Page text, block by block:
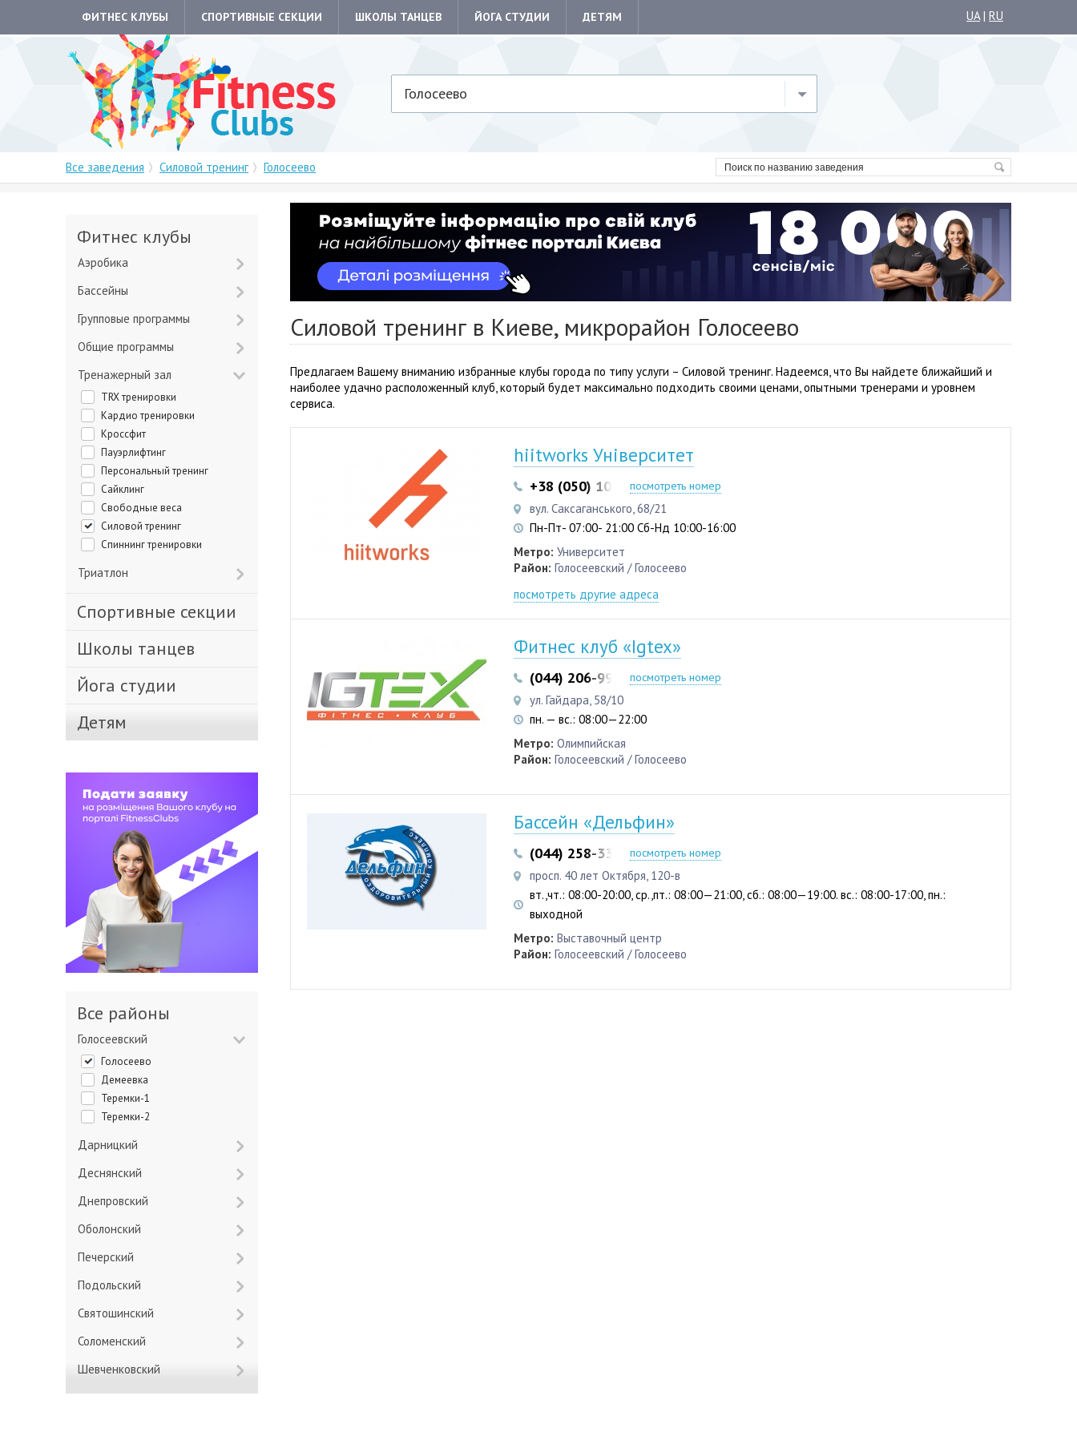
ФИТНЕС КЛУБЫ СПОРТИВНЫЕ СЕКЦИИ ШКОЛЫ ТАНЦЕВ ЙОГА СТУДИИ ДЕТЯМ UA| RU
Голосеево
Все заведения Силовой тренинг Голосеево
Силовой тренинг в Киеве, микрорайон Голосеево
Предлагаем Вашему вниманию избранные клубы города по типу услуги – Силовой тренинг. Надеемся, что Вы найдете ближайший и
наиболее удачно расположенный клуб, который будет максимально подходить своими ценами, опытными тренерами и уровнем
сервиса.
hiitworks Університет
+38 (050) 103 22 22 +38 (050) 103 22 22
посмотреть номер
вул. Саксаганського, 68/21
Пн-Пт- 07:00- 21:00 Сб-Нд 10:00-16:00
Метро: Университет
Район: Голосеевский / Голосеево
посмотреть другие адреса
Фитнес клуб «Igtex»
(044) 206-99-33 (050) 315-01-35
посмотреть номер
ул. Гайдара, 58/10
пн. — вс.: 08:00—22:00
Метро: Олимпийская
Район: Голосеевский / Голосеево
Бассейн «Дельфин»
(044) 258-33-07 (044) 258-32-56
посмотреть номер
просп. 40 лет Октября, 120-в
вт.,чт.: 08:00-20:00, ср.,пт.: 08:00—21:00, сб.: 08:00—19:00. вс.: 08:00-17:00, пн.:
выходной
Метро: Выставочный центр
Район: Голосеевский / Голосеево
Фитнес клубы
Аэробика
Бассейны
Групповые программы
Общие программы
Тренажерный зал
TRX тренировки
Кардио тренировки
Кроссфит
Пауэрлифтинг
Персональный тренинг
Сайклинг
Свободные веса
Силовой тренинг
Спиннинг тренировки
Триатлон
Спортивные секции
Школы танцев
Йога студии
Детям
Все районы
Голосеевский
Голосеево
Демеевка
Теремки-1
Теремки-2
Дарницкий
Деснянский
Днепровский
Оболонский
Печерский
Подольский
Святошинский
Соломенский
Шевченковский